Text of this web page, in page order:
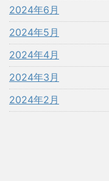
2024年6月
2024年5月
2024年4月
2024年3月
2024年2月